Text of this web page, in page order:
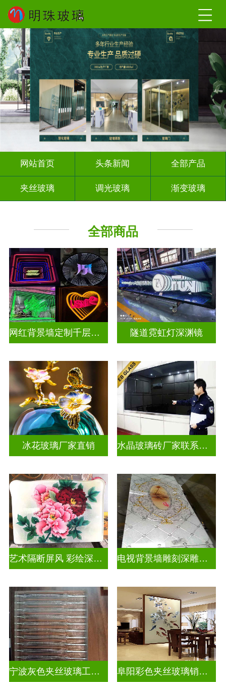
网站首页 头条新闻 全部产品
夹丝玻璃 调光玻璃 渐变玻璃
其它玻璃
全部商品
网红背景墙定制千层镜深渊镜 隧道霓虹灯深渊镜
冰花玻璃厂家直销 水晶玻璃砖厂家联系方式
艺术隔断屏风 彩绘深雕浮雕玻璃 电视背景墙雕刻深雕双面效果
宁波灰色夹丝玻璃工厂招聘 阜阳彩色夹丝玻璃销售电话